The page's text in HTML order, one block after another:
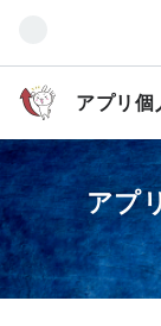
アプリ
アプ